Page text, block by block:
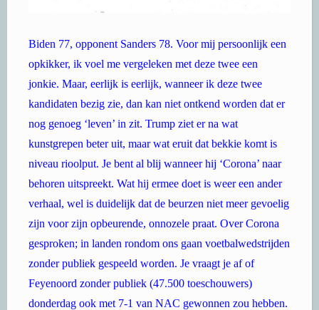
Biden 77, opponent Sanders 78. Voor mij persoonlijk een
opkikker, ik voel me vergeleken met deze twee een
jonkie. Maar, eerlijk is eerlijk, wanneer ik deze twee
kandidaten bezig zie, dan kan niet ontkend worden dat er
nog genoeg ‘leven’ in zit. Trump ziet er na wat
kunstgrepen beter uit, maar wat eruit dat bekkie komt is
niveau rioolput. Je bent al blij wanneer hij ‘Corona’ naar
behoren uitspreekt. Wat hij ermee doet is weer een ander
verhaal, wel is duidelijk dat de beurzen niet meer gevoelig
zijn voor zijn opbeurende, onnozele praat. Over Corona
gesproken; in landen rondom ons gaan voetbalwedstrijden
zonder publiek gespeeld worden. Je vraagt je af of
Feyenoord zonder publiek (47.500 toeschouwers)
donderdag ook met 7-1 van NAC gewonnen zou hebben.